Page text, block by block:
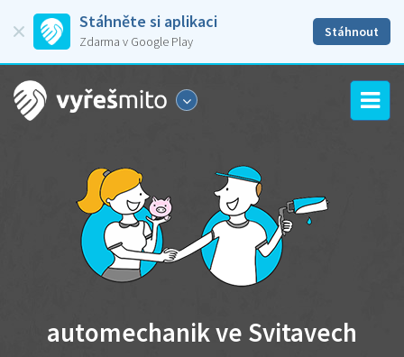
Stáhněte si aplikaci
Zdarma v Google Play
Stáhnout
automechanik ve Svitavech